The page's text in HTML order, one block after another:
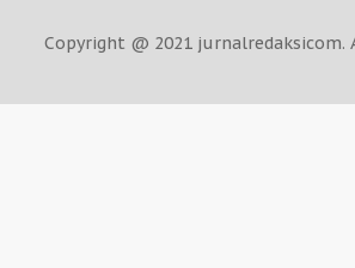
Copyright @ 2021 jurnalredaksicom.